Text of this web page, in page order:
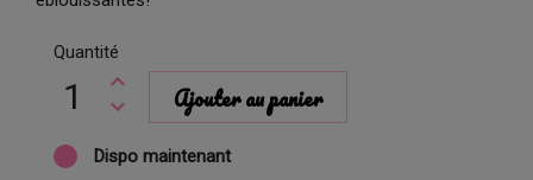
Quantité
Ajouter au panier
Dispo maintenant